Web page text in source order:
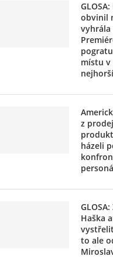
obvinil
místu v
z
házeli
Haška
to ale